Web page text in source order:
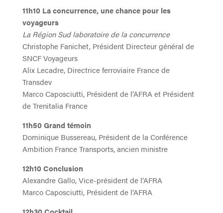
11h10 La concurrence, une chance pour les
voyageurs
La Région Sud laboratoire de la concurrence
Christophe Fanichet, Président Directeur général de
SNCF Voyageurs
Alix Lecadre, Directrice ferroviaire France de
Transdev
Marco Caposciutti, Président de l’AFRA et Président
de Trenitalia France
11h50 Grand témoin
Dominique Bussereau, Président de la Conférence
Ambition France Transports, ancien ministre
12h10 Conclusion
Alexandre Gallo, Vice-président de l’AFRA
Marco Caposciutti, Président de l’AFRA